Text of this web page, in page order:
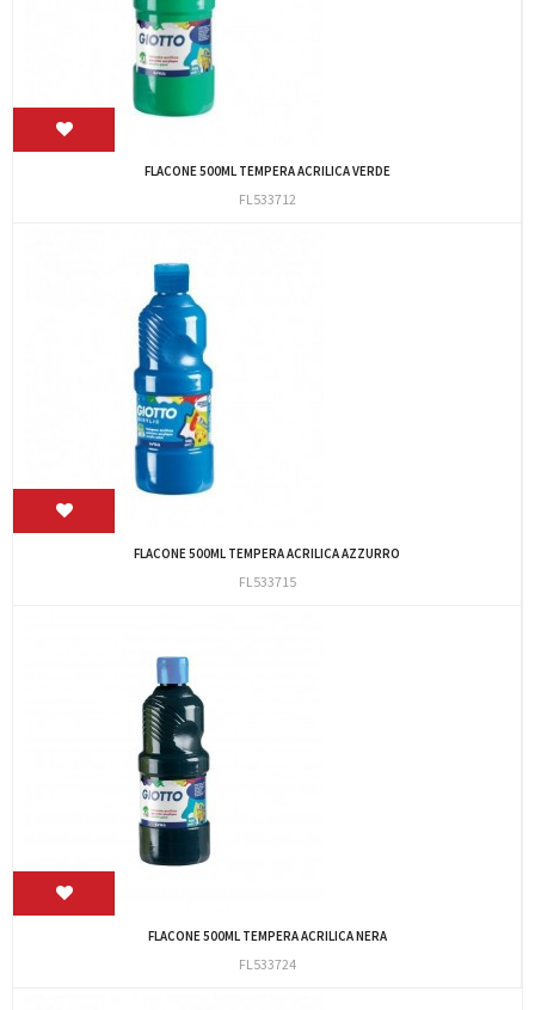
FLACONE 500ML TEMPERA ACRILICA VERDE
FL533712
FLACONE 500ML TEMPERA ACRILICA AZZURRO
FL533715
FLACONE 500ML TEMPERA ACRILICA NERA
FL533724